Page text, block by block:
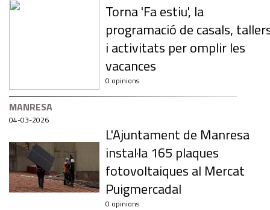
Torna 'Fa estiu', la
programació de casals,
i activitats per omplir les
vacances
0 opinions
MANRESA
04-03-2026
L'Ajuntament de Manresa
instal·la 165 plaques
fotovoltaiques al Mercat
Puigmercadal
0 opinions